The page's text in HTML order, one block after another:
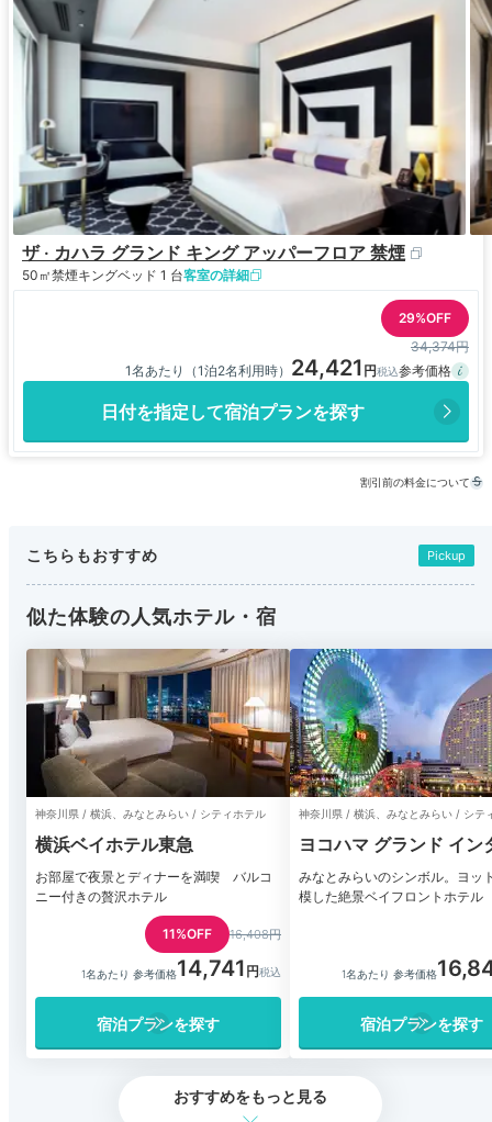
ザ · カハラ グランド キング アッパーフロア 禁煙
50㎡禁煙キングベッド 1 台客室の詳細
29%OFF
34,374円
1名あたり（1泊2名利用時） 24,421
日付を指定して宿泊プランを探す
割引前の料金について
こちらもおすすめ Pickup
似た体験の人気ホテル・宿
神奈川県 / 横浜、みなとみらい / シティホテル
横浜ベイホテル東急
お部屋で夜景とディナーを満喫 バルコ
ニー付きの贅沢ホテル
11%OFF 16,408円
1名あたり 参考価格14,741
宿泊プランを探す
神奈川県 / 横浜、みなとみらい / シテ
ヨコハマ グランド イン
ンチネンタル ホテル
みなとみらいのシンボル。ヨッ
模した絶景ベイフロントホテル
1名あたり 参考価格
宿泊プランを探す
おすすめをもっと見る